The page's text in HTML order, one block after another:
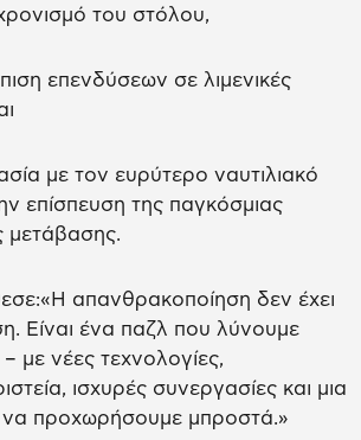
του στόλου,
επενδύσεων σε λιμενικές
με τον ευρύτερο ναυτιλιακό
επίσπευση της παγκόσμιας
μετάβασης.
απανθρακοποίηση δεν έχει
Είναι ένα παζλ που λύνουμε
με νέες τεχνολογίες,
ισχυρές συνεργασίες και μια
να προχωρήσουμε μπροστά.»